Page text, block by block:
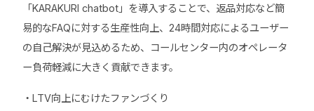
「KARAKURI chatbot」を導入することで、返品対応など簡
易的なFAQに対する生産性向上、24時間対応によるユーザー
の自己解決が見込めるため、コールセンター内のオペレータ
ー負荷軽減に大きく貢献できます。
・LTV向上にむけたファンづくり